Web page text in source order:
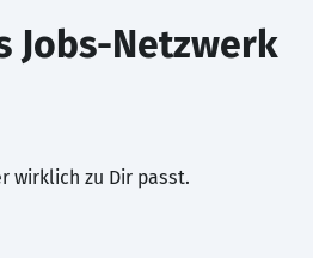
Jobs-Netzwerk
wirklich zu Dir passt.